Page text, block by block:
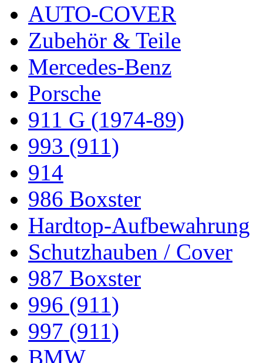
AUTO-COVER
Zubehör & Teile
Mercedes-Benz
Porsche
911 G (1974-89)
993 (911)
914
986 Boxster
Hardtop-Aufbewahrung
Schutzhauben / Cover
987 Boxster
996 (911)
997 (911)
BMW